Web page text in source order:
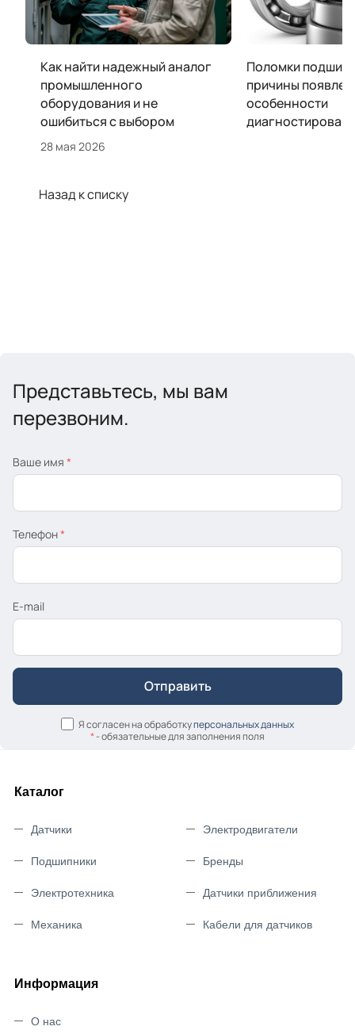
Как найти надежный аналог
промышленного
оборудования и не
ошибиться с выбором
28 мая 2026
Поломки
причины
особенности
Назад к списку
Представьтесь, мы вам
перезвоним.
Ваше имя *
Телефон*
E-mail
Я согласен на обработкуперсональных данных
*- обязательные для заполнения поля
Каталог
Датчики
Подшипники
Электротехника
Механика
Электродвигатели
Бренды
Датчики приближения
Кабели для датчиков
Информация
О нас